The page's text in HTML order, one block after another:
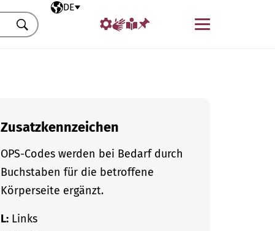
Ausgewählte Sprache
DE
Menü
Suchen
Zusatzkennzeichen
OPS-Codes werden bei Bedarf durch
Buchstaben für die betroffene
Körperseite ergänzt.
L:Links